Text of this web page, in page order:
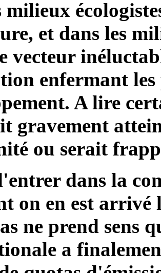
milieux
et dans les
vecteur
enfermant les
A lire
gravement
ou serait
dans la
on en est arrivé
ne prend sens
a